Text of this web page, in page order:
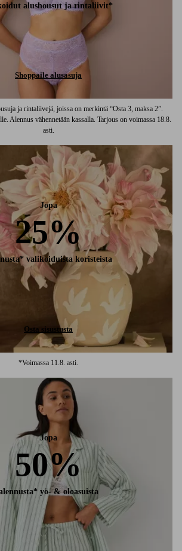
alushousut ja rintaliivit*
Shoppaile alusasuja
ja rintaliivejä, joissa on merkintä “Osta 3, maksa 2”.
Alennus vähennetään kassalla. Tarjous on voimassa 18.8.
asti.
Jopa
25%
valikoiduista koristeista
Osta sisustusta
*Voimassa 11.8. asti.
Jopa
50%
yö- & oloasuista